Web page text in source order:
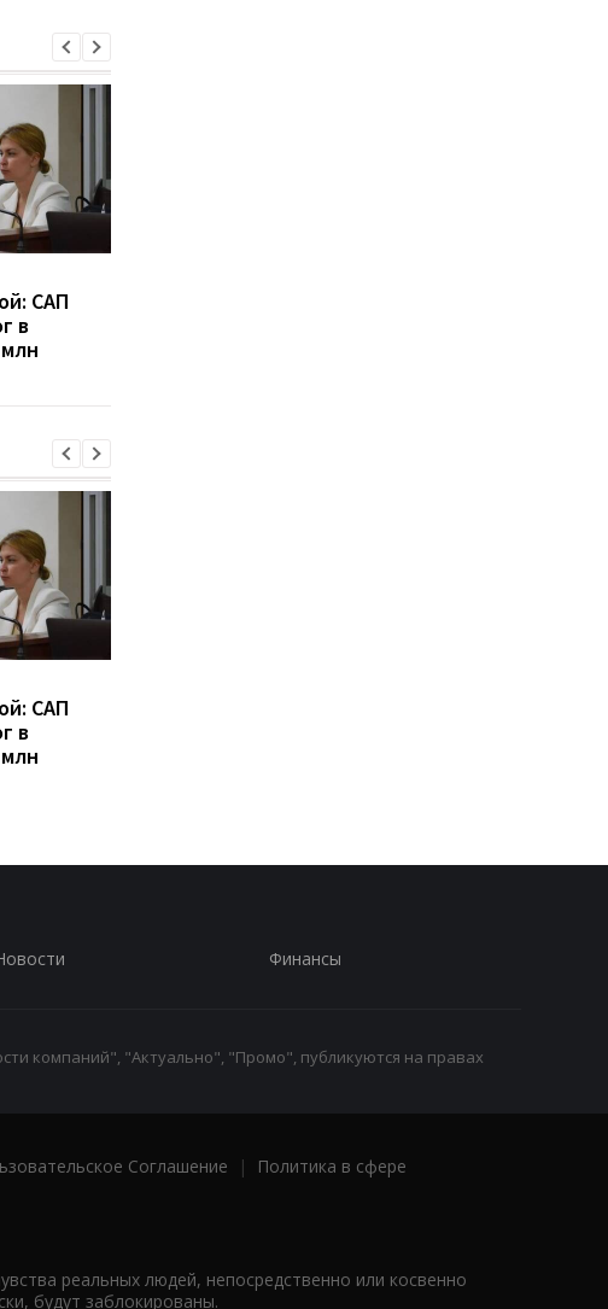
САП
в
САП
в
Финансы
компаний", "Актуально", "Промо", публикуются на правах
Соглашение |
Политика в сфере
реальных людей, непосредственно или косвенно
будут заблокированы.